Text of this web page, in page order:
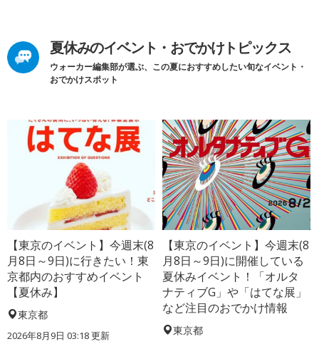
夏休みのイベント・おでかけトピックス
ウォーカー編集部が選ぶ、この夏におすすめしたい旬なイベント・
おでかけスポット
【東京のイベント】今週末(8
月8日～9日)に行きたい！東
京都内のおすすめイベント
【夏休み】
東京都
2026年8月9日 03:18更新
【東京のイベント】今週末(8
月8日～9日)に開催している
夏休みイベント！「オルタ
ナティブG」や「はてな展」
など注目のおでかけ情報
東京都